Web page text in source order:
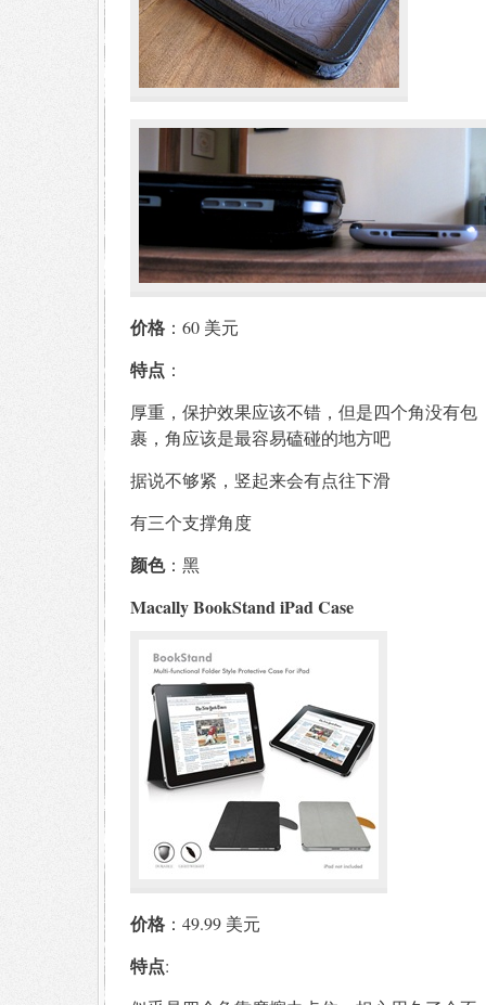
价格 ：60 美元
特点 ：
厚重，保护效果应该不错，但是四个角没有包
裹，角应该是最容易磕碰的地方吧
据说不够紧，竖起来会有点往下滑
有三个支撑角度
颜色：黑
Macally BookStand iPad Case
价格 ：49.99 美元
特点: